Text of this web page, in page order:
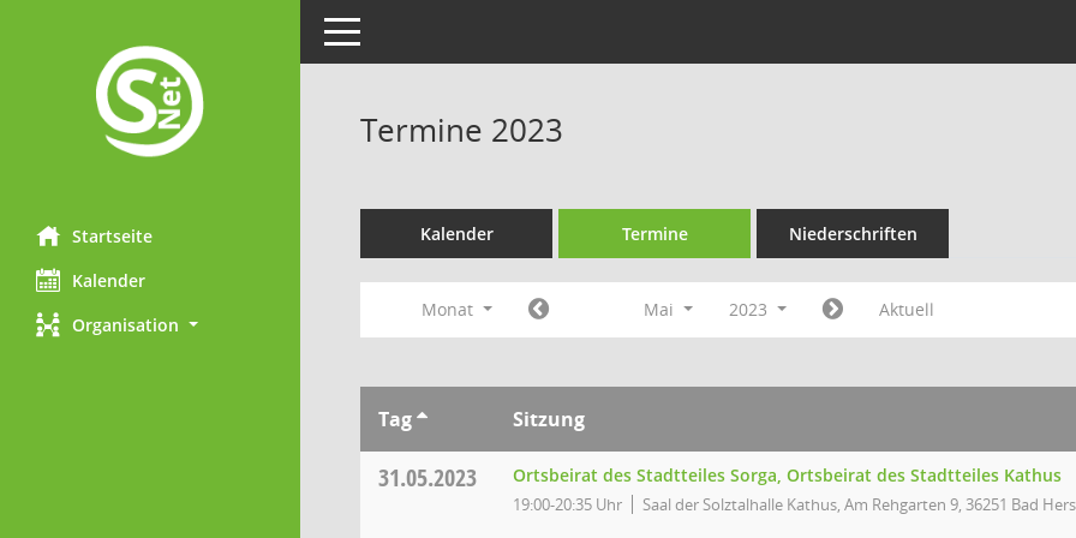
Startseite
Kalender
Organisation
Toggle navigation
Termine 2023
Kalender Termine Niederschriften
Monat Mai 2023 Aktuell
Tag Sitzung
31.05.2023 Ortsbeirat des Stadtteiles Sorga, Ortsbeirat des Stadtteiles Kathus
19:00-20:35 Uhr Saal der Solztalhalle Kathus, Am Rehgarten 9, 36251 Bad